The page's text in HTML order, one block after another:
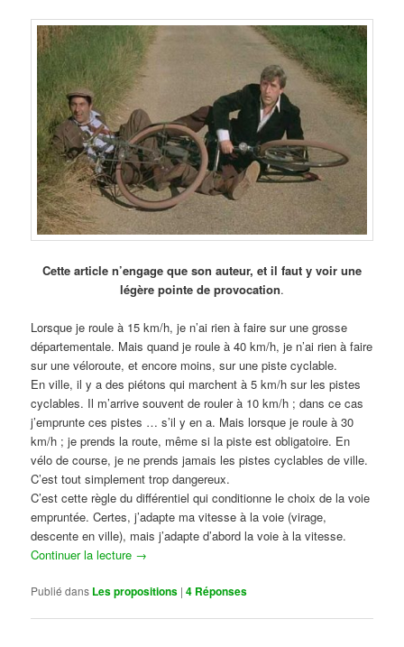
Cette article n’engage que son auteur, et il faut y voir une
légère pointe de provocation.
Lorsque je roule à 15 km/h, je n’ai rien à faire sur une grosse
départementale. Mais quand je roule à 40 km/h, je n’ai rien à faire
sur une véloroute, et encore moins, sur une piste cyclable.
En ville, il y a des piétons qui marchent à 5 km/h sur les pistes
cyclables. Il m’arrive souvent de rouler à 10 km/h ; dans ce cas
j’emprunte ces pistes … s’il y en a. Mais lorsque je roule à 30
km/h ; je prends la route, même si la piste est obligatoire. En
vélo de course, je ne prends jamais les pistes cyclables de ville.
C’est tout simplement trop dangereux.
C’est cette règle du différentiel qui conditionne le choix de la voie
empruntée. Certes, j’adapte ma vitesse à la voie (virage,
descente en ville), mais j’adapte d’abord la voie à la vitesse.
Continuer la lecture →
Publié dans Les propositions |4 Réponses